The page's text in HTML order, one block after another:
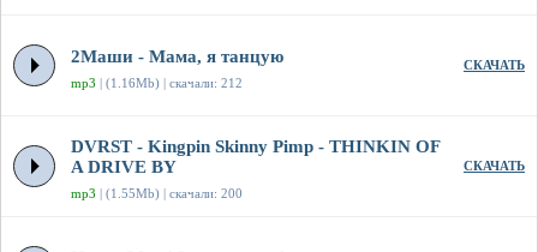
2Маши - Мама, я танцую
mp3 | (1.16Mb) | скачали: 212
СКАЧАТЬ
DVRST - Kingpin Skinny Pimp - THINKIN OF
A DRIVE BY
mp3 | (1.55Mb) | скачали: 200
СКАЧАТЬ